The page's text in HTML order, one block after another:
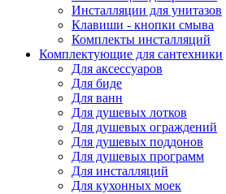
Инсталляции для унитазов
Клавиши - кнопки смыва
Комплекты инсталляций
Комплектующие для сантехники
Для аксессуаров
Для биде
Для ванн
Для душевых лотков
Для душевых ограждений
Для душевых поддонов
Для душевых программ
Для инсталляций
Для кухонных моек